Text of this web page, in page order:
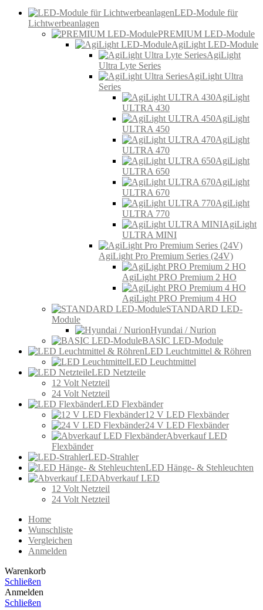
LED-Module für
Lichtwerbeanlagen
PREMIUM LED-Module
AgiLight LED-Module
AgiLight
Ultra Lyte Series
AgiLight Ultra
Series
AgiLight
ULTRA 430
AgiLight
ULTRA 450
AgiLight
ULTRA 470
AgiLight
ULTRA 650
AgiLight
ULTRA 670
AgiLight
ULTRA 770
AgiLight
ULTRA MINI
AgiLight Pro Premium Series (24V)
AgiLight PRO Premium 2 HO
AgiLight PRO Premium 4 HO
STANDARD LED-
Module
Hyundai / Nurion
BASIC LED-Module
LED Leuchtmittel & Röhren
LED Leuchtmittel
LED Netzteile
12 Volt Netzteil
24 Volt Netzteil
LED Flexbänder
12 V LED Flexbänder
24 V LED Flexbänder
Abverkauf LED
Flexbänder
LED-Strahler
LED Hänge- & Stehleuchten
Abverkauf LED
12 Volt Netzteil
24 Volt Netzteil
Home
Wunschliste
Vergleichen
Anmelden
Warenkorb
Schließen
Anmelden
Schließen